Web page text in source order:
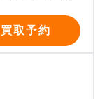
買取予約